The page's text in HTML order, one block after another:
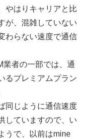
やはりキャリアと比
が、混雑していない
わらない速度で通信
者の一部では、通
るプレミアムプラン
同じように通信速度
していますので、い
うで、以前はmine